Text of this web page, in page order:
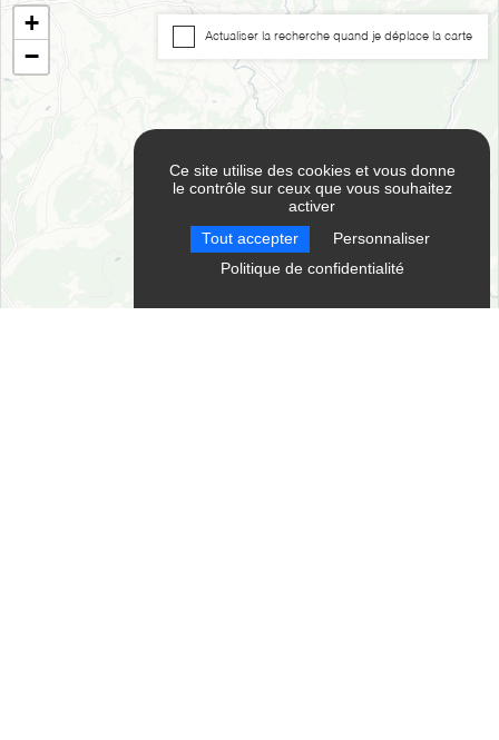
+
−
Actualiser la recherche quand je déplace la carte
Ce site utilise des cookies et vous donne
le contrôle sur ceux que vous souhaitez
activer
Tout accepter Personnaliser
Politique de confidentialité